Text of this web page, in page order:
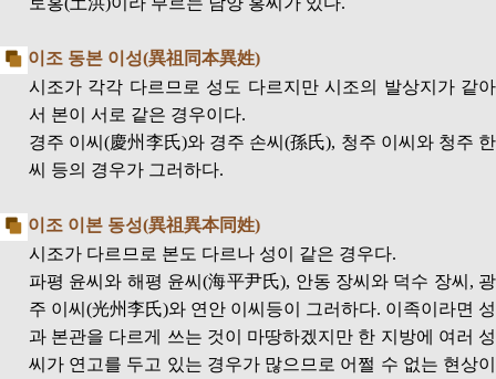
이조 동본 이성(異祖同本異姓)
시조가 각각 다르므로 성도 다르지만 시조의 발상지가 같아
서 본이 서로 같은 경우이다.
경주 이씨(慶州李氏)와 경주 손씨(孫氏), 청주 이씨와 청주 한
씨 등의 경우가 그러하다.
이조 이본 동성(異祖異本同姓)
시조가 다르므로 본도 다르나 성이 같은 경우다.
파평 윤씨와 해평 윤씨(海平尹氏), 안동 장씨와 덕수 장씨, 광
주 이씨(光州李氏)와 연안 이씨등이 그러하다. 이족이라면 성
과 본관을 다르게 쓰는 것이 마땅하겠지만 한 지방에 여러 성
씨가 연고를 두고 있는 경우가 많으므로 어쩔 수 없는 현상이